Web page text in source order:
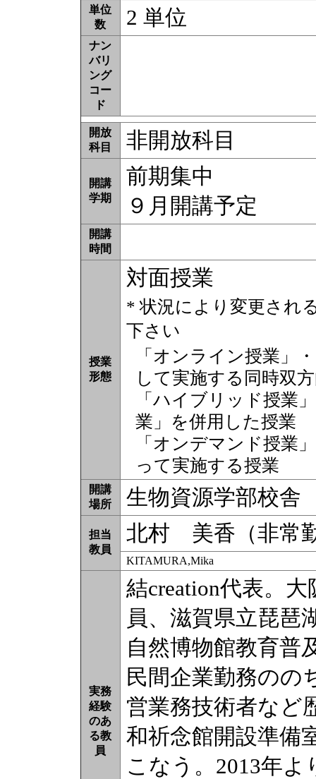
単位
数
2 単位
ナン
バリ
ング
コー
ド
開放
科目
非開放科目
開講
学期
前期集中
９月開講予定
開講
時間
授業
形態
対面授業
* 状況により変更され
下さい
「オンライン授業」
して実施する同時双
「ハイブリッド授業
業」を併用した授業
「オンデマンド授業
って実施する授業
開講
場所
生物資源学部校舎
担当
教員
北村 美香（非常
KITAMURA,Mika
実務
経験
のあ
る教
員
結creation代表。
員、滋賀県立琵琶
自然博物館教育普
民間企業勤務のの
営業務技術者など
和祈念館開設準備
こなう。2013年